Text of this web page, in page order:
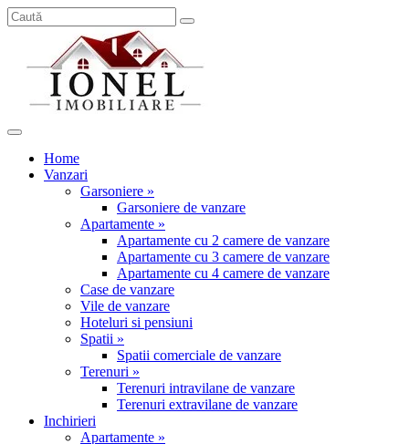
Home
Vanzari
Garsoniere »
Garsoniere de vanzare
Apartamente »
Apartamente cu 2 camere de vanzare
Apartamente cu 3 camere de vanzare
Apartamente cu 4 camere de vanzare
Case de vanzare
Vile de vanzare
Hoteluri si pensiuni
Spatii »
Spatii comerciale de vanzare
Terenuri »
Terenuri intravilane de vanzare
Terenuri extravilane de vanzare
Inchirieri
Apartamente »